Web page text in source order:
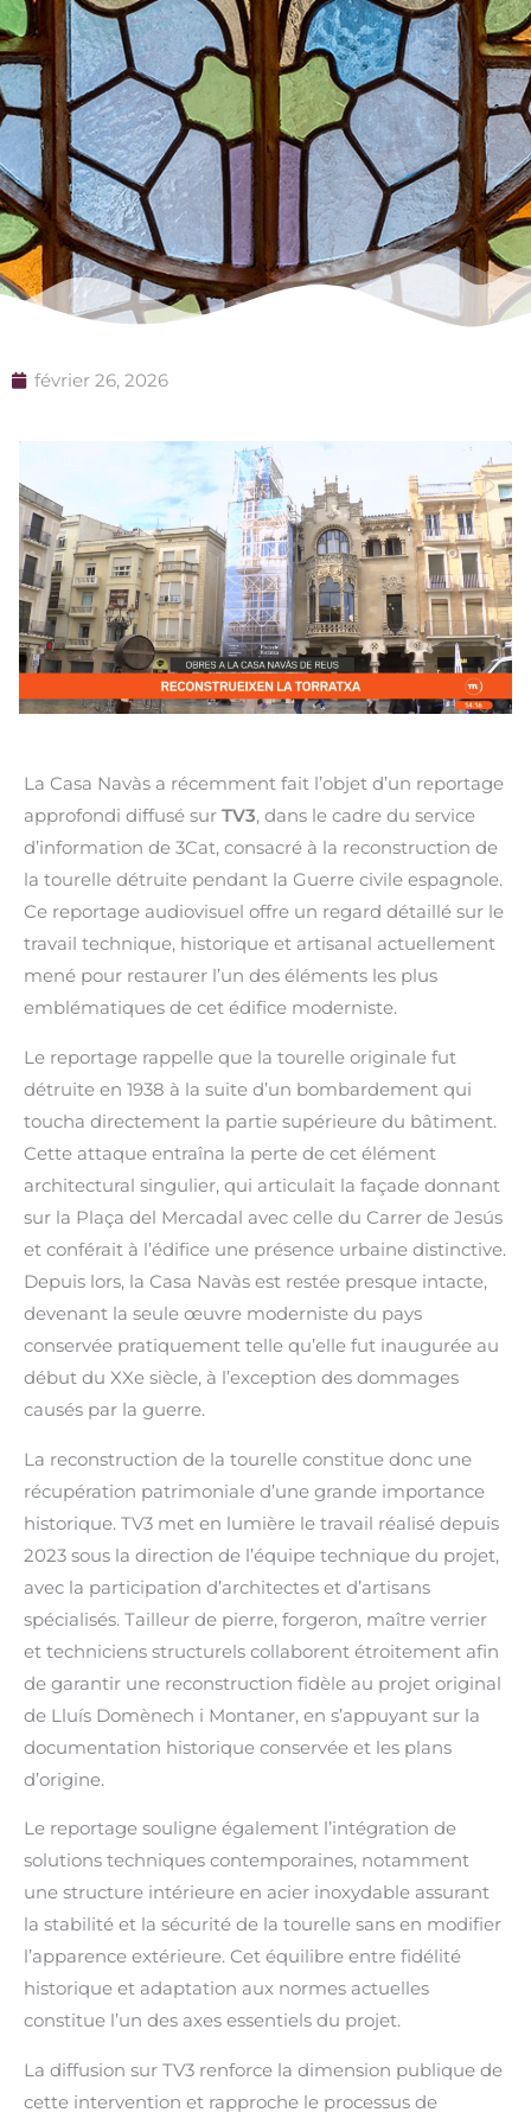
février 26, 2026
La Casa Navàs a récemment fait l’objet d’un reportage
approfondi diffusé sur TV3, dans le cadre du service
d’information de 3Cat, consacré à la reconstruction de
la tourelle détruite pendant la Guerre civile espagnole.
Ce reportage audiovisuel offre un regard détaillé sur le
travail technique, historique et artisanal actuellement
mené pour restaurer l’un des éléments les plus
emblématiques de cet édifice moderniste.
Le reportage rappelle que la tourelle originale fut
détruite en 1938 à la suite d’un bombardement qui
toucha directement la partie supérieure du bâtiment.
Cette attaque entraîna la perte de cet élément
architectural singulier, qui articulait la façade donnant
sur la Plaça del Mercadal avec celle du Carrer de Jesús
et conférait à l’édifice une présence urbaine distinctive.
Depuis lors, la Casa Navàs est restée presque intacte,
devenant la seule œuvre moderniste du pays
conservée pratiquement telle qu’elle fut inaugurée au
début du XXe siècle, à l’exception des dommages
causés par la guerre.
La reconstruction de la tourelle constitue donc une
récupération patrimoniale d’une grande importance
historique. TV3 met en lumière le travail réalisé depuis
2023 sous la direction de l’équipe technique du projet,
avec la participation d’architectes et d’artisans
spécialisés. Tailleur de pierre, forgeron, maître verrier
et techniciens structurels collaborent étroitement afin
de garantir une reconstruction fidèle au projet original
de Lluís Domènech i Montaner, en s’appuyant sur la
documentation historique conservée et les plans
d’origine.
Le reportage souligne également l’intégration de
solutions techniques contemporaines, notamment
une structure intérieure en acier inoxydable assurant
la stabilité et la sécurité de la tourelle sans en modifier
l’apparence extérieure. Cet équilibre entre fidélité
historique et adaptation aux normes actuelles
constitue l’un des axes essentiels du projet.
La diffusion sur TV3 renforce la dimension publique de
cette intervention et rapproche le processus de